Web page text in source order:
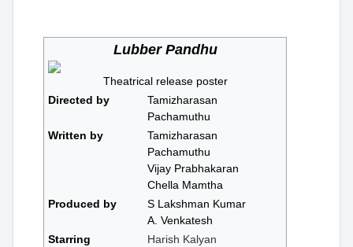
Lubber Pandhu
Theatrical release poster
Directed by
Tamizharasan
Pachamuthu
Written by
Tamizharasan
Pachamuthu
Vijay Prabhakaran
Chella Mamtha
Produced by
S Lakshman Kumar
A. Venkatesh
Starring
Harish Kalyan